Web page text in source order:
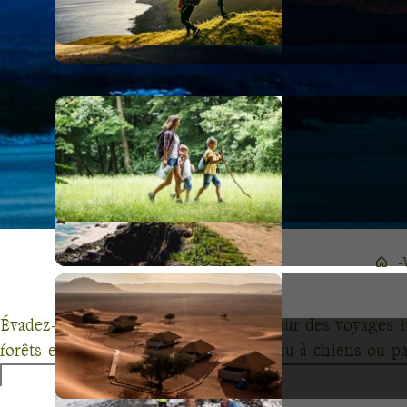
Évadez-vous avec Terres d'Aventure pour des
forêts enneigées du Québec en traîneau à chiens ou
mêlant randonnée, découverte culturelle et rencontres
un dépaysement total mais également une approche